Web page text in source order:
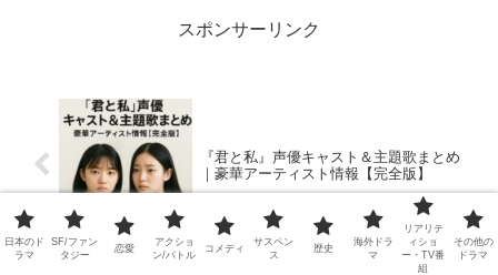
スポンサーリンク
『君と私』声優キャスト＆主題歌まとめ
｜豪華アーティスト情報【完全版】
日本のド
ラマ
SF/ファン
タジー
恋愛
アクショ
ン/バトル
コメディ
サスペン
ス
歴史
海外ドラ
マ
リアリテ
ィショ
ー・TV番
組
その他の
ドラマ